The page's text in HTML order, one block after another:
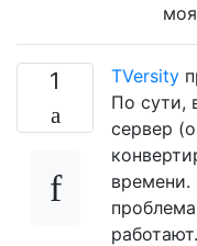
1 TVersity
По сути,
сервер
времени.
работают.